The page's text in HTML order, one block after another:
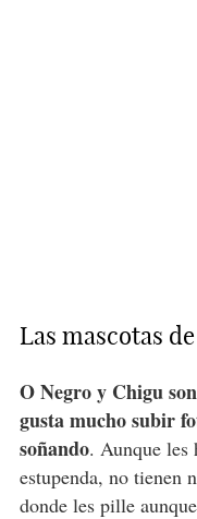
Las mascotas
O Negro y Chigu
gusta mucho subir
soñando. Aunque les
estupenda, no tienen
donde les pille